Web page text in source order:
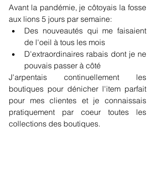
Avant la pandémie, je côtoyais la fosse
aux lions 5 jours par semaine:
Des nouveautés qui me faisaient
de l'oeil à tous les mois
D'extraordinaires rabais dont je ne
pouvais passer à côté
J'arpentais continuellement les
boutiques pour dénicher l'item parfait
pour mes clientes et je connaissais
pratiquement par coeur toutes les
collections des boutiques.